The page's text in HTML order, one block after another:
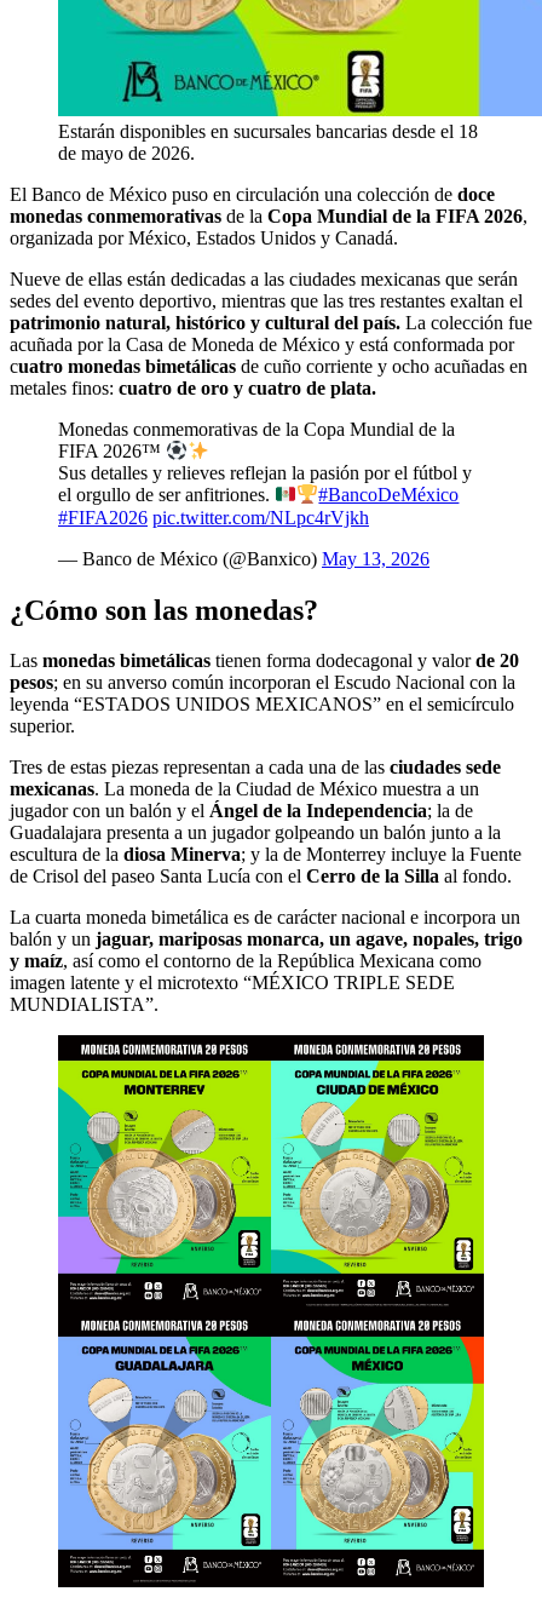
Estarán disponibles en sucursales bancarias desde el 18
de mayo de 2026.
El Banco de México puso en circulación una colección de doce
monedas conmemorativas de la Copa Mundial de la FIFA 2026,
organizada por México, Estados Unidos y Canadá.
Nueve de ellas están dedicadas a las ciudades mexicanas que serán
sedes del evento deportivo, mientras que las tres restantes exaltan el
patrimonio natural, histórico y cultural del país. La colección fue
acuñada por la Casa de Moneda de México y está conformada por
cuatro monedas bimetálicas de cuño corriente y ocho acuñadas en
metales finos: cuatro de oro y cuatro de plata.
Monedas conmemorativas de la Copa Mundial de la
FIFA 2026™️
Sus detalles y relieves reflejan la pasión por el fútbol y
el orgullo de ser anfitriones.
#BancoDeMéxico
#FIFA2026 pic.twitter.com/NLpc4rVjkh
— Banco de México (@Banxico) May 13, 2026
¿Cómo son las monedas?
Las monedas bimetálicas tienen forma dodecagonal y valorde 20
pesos; en su anverso común incorporan el Escudo Nacional con la
leyenda “ESTADOS UNIDOS MEXICANOS” en el semicírculo
superior.
Tres de estas piezas representan a cada una de las ciudades sede
mexicanas. La moneda de la Ciudad de México muestra a un
jugador con un balón y el Ángel de la Independencia; la de
Guadalajara presenta a un jugador golpeando un balón junto a la
escultura de la diosa Minerva; y la de Monterrey incluye la Fuente
de Crisol del paseo Santa Lucía con el Cerro de la Silla al fondo.
La cuarta moneda bimetálica es de carácter nacional e incorpora un
balón y un jaguar, mariposas monarca, un agave, nopales, trigo
y maíz, así como el contorno de la República Mexicana como
imagen latente y el microtexto “MÉXICO TRIPLE SEDE
MUNDIALISTA”.